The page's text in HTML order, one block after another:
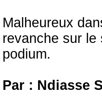
Malheureux
revanche sur
podium.
Par : Ndiasse